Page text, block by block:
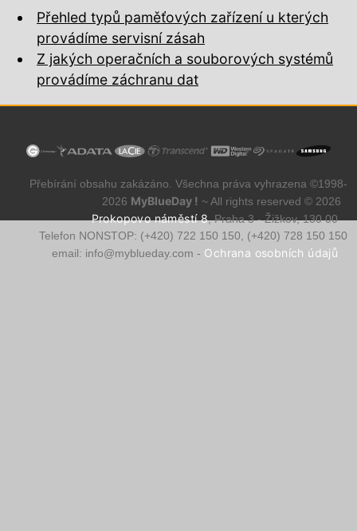
Přehled typů paměťových zařízení u kterých
provádíme servisní zásah
Z jakých operačních a souborových systémů
provádíme záchranu dat
Přebírání obsahu zakázáno. Všechna práva vyhrazena ©1998-
2026 MyBlueDay ! ~ All rights reserved © 2026
Prokopovo náměstí 8, Praha 3 - Žižkov, 130 00
Telefon NONSTOP: (+420) 722 150 150, (+420) 728 150 150
email: info@myblueday.com - Ochrana osobních údajů